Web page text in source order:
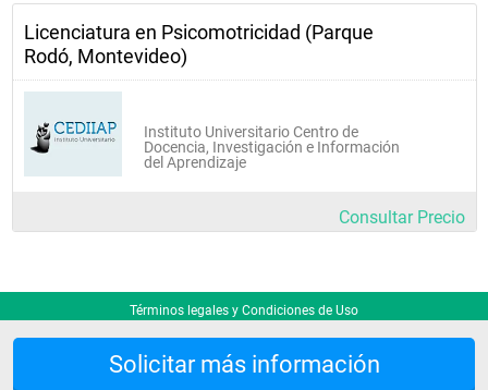
Solicitar más información
Licenciatura en Psicomotricidad (Parque
Rodó, Montevideo)
Instituto Universitario Centro de
Docencia, Investigación e Información
del Aprendizaje
Consultar Precio
Términos legales y Condiciones de Uso